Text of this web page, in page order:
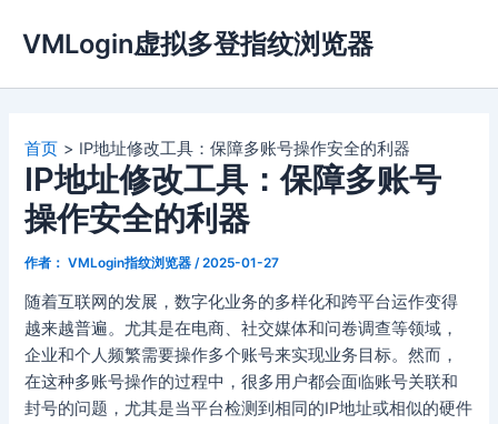
容
VMLogin虚拟多登指纹浏览器
首页 IP地址修改工具：保障多账号操作安全的利器
IP地址修改工具：保障多账号
操作安全的利器
作者： VMLogin指纹浏览器 /2025-01-27
随着互联网的发展，数字化业务的多样化和跨平台运作变得
越来越普遍。尤其是在电商、社交媒体和问卷调查等领域，
企业和个人频繁需要操作多个账号来实现业务目标。然而，
在这种多账号操作的过程中，很多用户都会面临账号关联和
封号的问题，尤其是当平台检测到相同的IP地址或相似的硬件